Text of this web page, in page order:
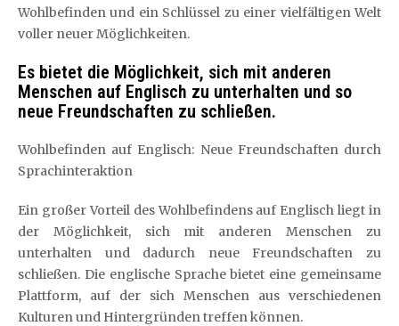
Wohlbefinden und ein Schlüssel zu einer vielfältigen Welt
voller neuer Möglichkeiten.
Es bietet die Möglichkeit, sich mit anderen
Menschen auf Englisch zu unterhalten und so
neue Freundschaften zu schließen.
Wohlbefinden auf Englisch: Neue Freundschaften durch
Sprachinteraktion
Ein großer Vorteil des Wohlbefindens auf Englisch liegt in
der Möglichkeit, sich mit anderen Menschen zu
unterhalten und dadurch neue Freundschaften zu
schließen. Die englische Sprache bietet eine gemeinsame
Plattform, auf der sich Menschen aus verschiedenen
Kulturen und Hintergründen treffen können.